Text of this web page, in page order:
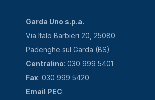
Garda Uno s.p.a.
Via Italo Barbieri 20, 25080
Padenghe sul Garda (BS)
Centralino: 030 999 5401
Fax: 030 999 5420
Email PEC: